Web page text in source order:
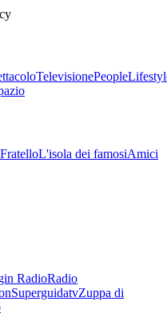
TelevisionePeople
L'isola dei famosiAmici
RadioRadio
SuperguidatvZuppa di